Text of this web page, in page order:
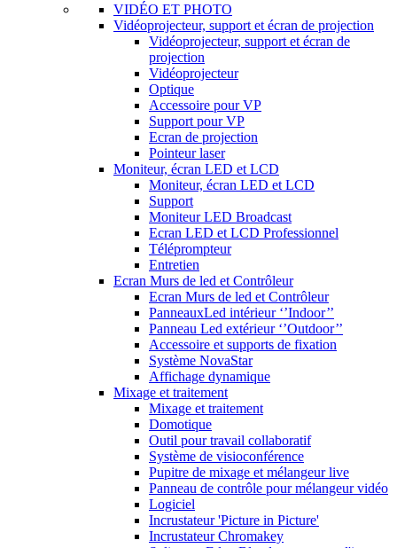
VIDÉO ET PHOTO
Vidéoprojecteur, support et écran de projection
Vidéoprojecteur, support et écran de
projection
Vidéoprojecteur
Optique
Accessoire pour VP
Support pour VP
Ecran de projection
Pointeur laser
Moniteur, écran LED et LCD
Moniteur, écran LED et LCD
Support
Moniteur LED Broadcast
Ecran LED et LCD Professionnel
Téléprompteur
Entretien
Ecran Murs de led et Contrôleur
Ecran Murs de led et Contrôleur
PanneauxLed intérieur ‘’Indoor’’
Panneau Led extérieur ‘’Outdoor’’
Accessoire et supports de fixation
Système NovaStar
Affichage dynamique
Mixage et traitement
Mixage et traitement
Domotique
Outil pour travail collaboratif
Système de visioconférence
Pupitre de mixage et mélangeur live
Panneau de contrôle pour mélangeur vidéo
Logiciel
Incrustateur 'Picture in Picture'
Incrustateur Chromakey